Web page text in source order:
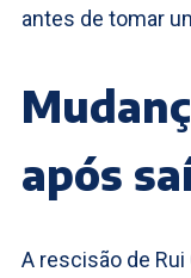
antes de tomar
após
A rescisão de